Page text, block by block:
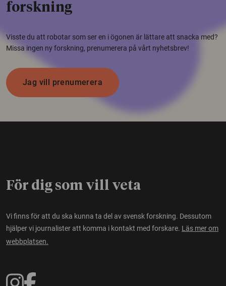
forskning
Visste du att robotar som ser en i ögonen är lättare att snacka med?
Missa ingen ny forskning, prenumerera på vårt nyhetsbrev!
Jag vill prenumerera
För dig som vill veta
Vi finns för att du ska kunna ta del av svensk forskning. Dessutom
hjälper vi journalister att komma i kontakt med forskare. Läs mer om
webbplatsen.